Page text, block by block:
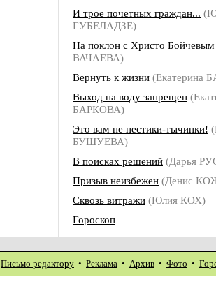
И трое почетных граждан...
ГУБЕЛАДЗЕ)
На поклон с Христо Бойчевым
ВАЧАЕВА)
Вернуть к жизни (Екатерина
Выход на воду запрещен
БАРКОВА)
Это вам не пестики-тычинки!
БУШУЕВА)
В поисках решений (Дарья
Призыв неизбежен (Денис
Сквозь витражи (Юлия КОХ)
Гороскоп
Письмо редактору • Реклама • Архив • Фото •